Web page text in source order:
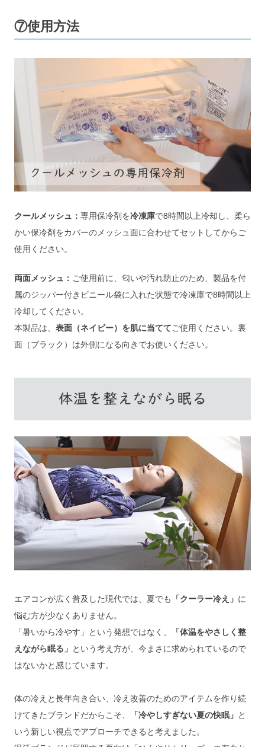
⑦使用方法
クールメッシュ： 専用保冷剤を冷凍庫で8時間以上冷却し、柔ら
かい保冷剤をカバーのメッシュ面に合わせてセットしてからご
使用ください。
両面メッシュ： ご使用前に、匂いや汚れ防止のため、製品を付
属のジッパー付きビニール袋に入れた状態で冷凍庫で8時間以上
冷却してください。
本製品は、 表面（ネイビー）を肌に当ててご使用ください。裏
面（ブラック）は外側になる向きでお使いください。
エアコンが広く普及した現代では、夏でも 「クーラー冷え」 に
悩む方が少なくありません。
「暑いから冷やす」という発想ではなく、
「体温をやさしく整
えながら眠る」 という考え方が、今まさに求められているので
はないかと感じています。
体の冷えと長年向き合い、冷え改善のためのアイテムを作り続
けてきたブランドだからこそ、
「冷やしすぎない夏の快眠」 と
いう新しい視点でアプローチできると考えました。